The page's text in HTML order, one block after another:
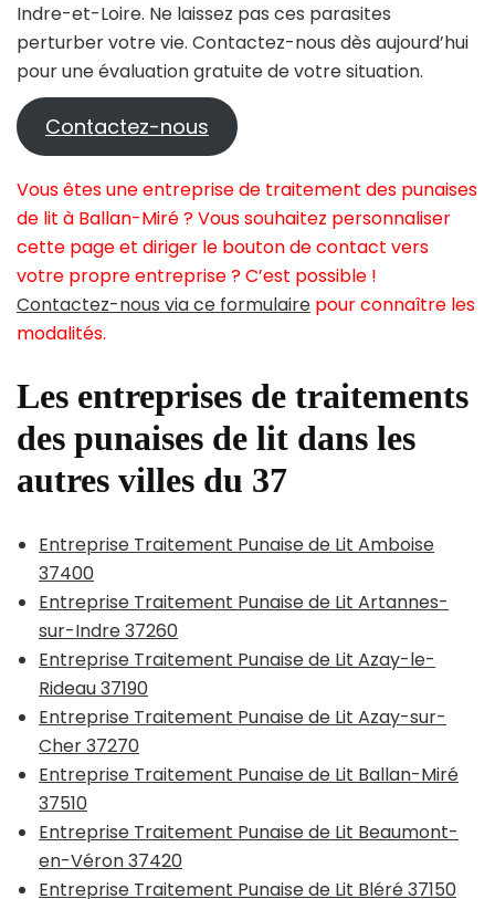
Indre-et-Loire. Ne laissez pas ces parasites
perturber votre vie. Contactez-nous dès aujourd’hui
pour une évaluation gratuite de votre situation.
Contactez-nous
Vous êtes une entreprise de traitement des punaises
de lit à Ballan-Miré ? Vous souhaitez personnaliser
cette page et diriger le bouton de contact vers
votre propre entreprise ? C’est possible !
Contactez-nous via ce formulaire pour connaître les
modalités.
Les entreprises de traitements
des punaises de lit dans les
autres villes du 37
Entreprise Traitement Punaise de Lit Amboise
37400
Entreprise Traitement Punaise de Lit Artannes-
sur-Indre 37260
Entreprise Traitement Punaise de Lit Azay-le-
Rideau 37190
Entreprise Traitement Punaise de Lit Azay-sur-
Cher 37270
Entreprise Traitement Punaise de Lit Ballan-Miré
37510
Entreprise Traitement Punaise de Lit Beaumont-
en-Véron 37420
Entreprise Traitement Punaise de Lit Bléré 37150